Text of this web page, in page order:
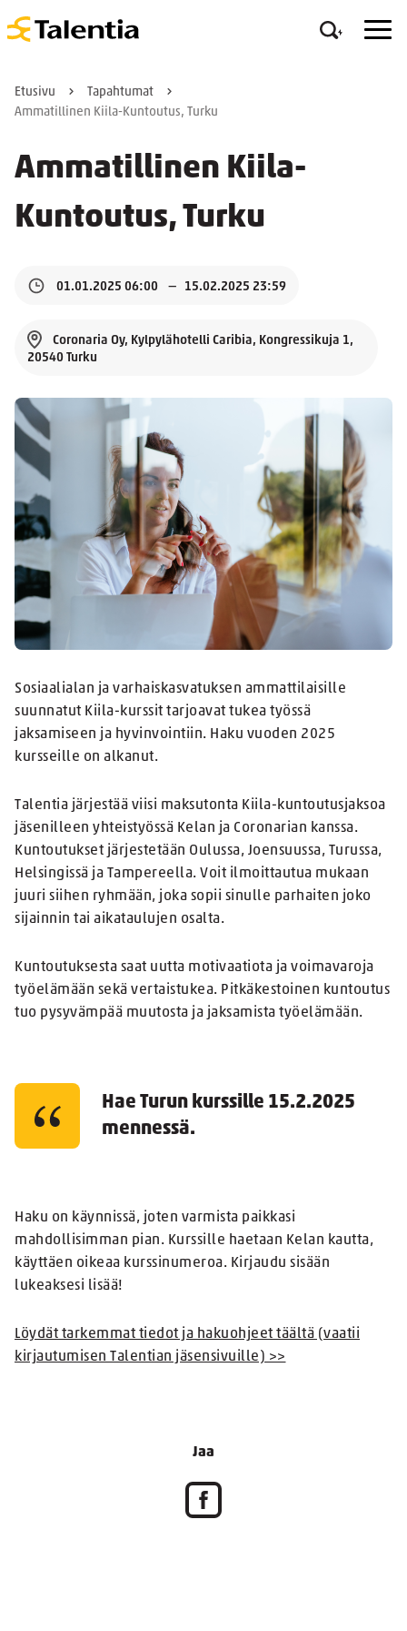
Etusivu
Tapahtumat
Ammatillinen Kiila-Kuntoutus, Turku
Ammatillinen Kiila-
Kuntoutus, Turku
01.01.2025 06:00 15.02.2025 23:59
Coronaria Oy, Kylpylähotelli Caribia, Kongressikuja 1,
20540 Turku
Sosiaalialan ja varhaiskasvatuksen ammattilaisille
suunnatut Kiila-kurssit tarjoavat tukea työssä
jaksamiseen ja hyvinvointiin. Haku vuoden 2025
kursseille on alkanut.
Talentia järjestää viisi maksutonta Kiila-kuntoutusjaksoa
jäsenilleen yhteistyössä Kelan ja Coronarian kanssa.
Kuntoutukset järjestetään Oulussa, Joensuussa, Turussa,
Helsingissä ja Tampereella. Voit ilmoittautua mukaan
juuri siihen ryhmään, joka sopii sinulle parhaiten joko
sijainnin tai aikataulujen osalta.
Kuntoutuksesta saat uutta motivaatiota ja voimavaroja
työelämään sekä vertaistukea. Pitkäkestoinen kuntoutus
tuo pysyvämpää muutosta ja jaksamista työelämään.
Hae Turun kurssille 15.2.2025
mennessä.
Haku on käynnissä, joten varmista paikkasi
mahdollisimman pian. Kurssille haetaan Kelan kautta,
käyttäen oikeaa kurssinumeroa. Kirjaudu sisään
lukeaksesi lisää!
Löydät tarkemmat tiedot ja hakuohjeet täältä (vaatii
kirjautumisen Talentian jäsensivuille) >>
Jaa